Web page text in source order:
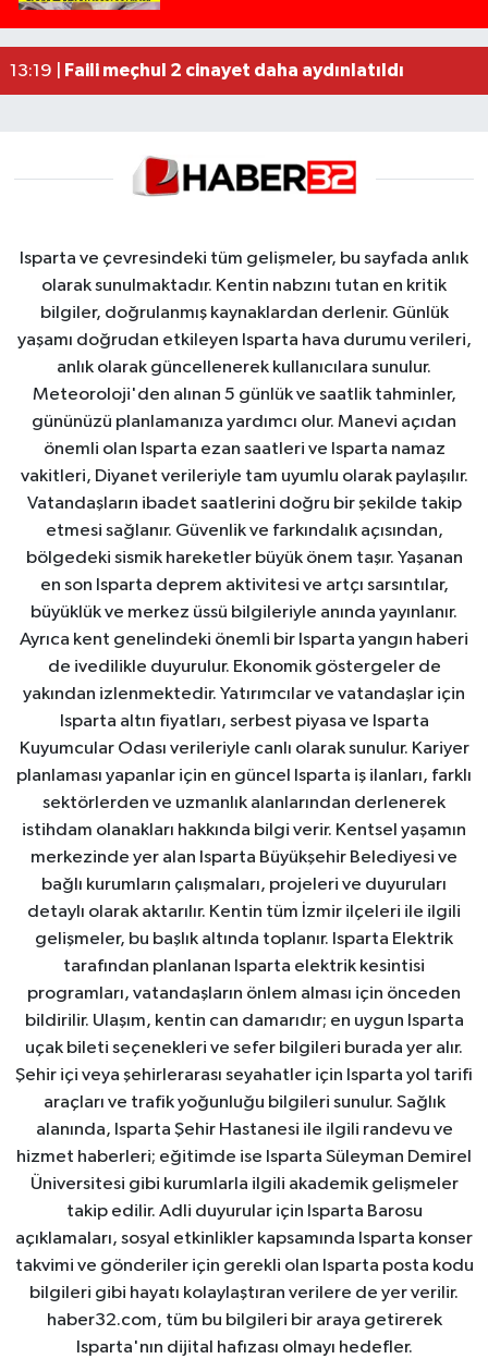
17:08 |Alevlere Teslim Olan Gecekondu Kullanılamaz
13:19 |
Faili meçhul 2 cinayet daha aydınlatıldı
Isparta ve çevresindeki tüm gelişmeler, bu sayfada anlık
olarak sunulmaktadır. Kentin nabzını tutan en kritik
bilgiler, doğrulanmış kaynaklardan derlenir. Günlük
yaşamı doğrudan etkileyen Isparta hava durumu verileri,
anlık olarak güncellenerek kullanıcılara sunulur.
Meteoroloji'den alınan 5 günlük ve saatlik tahminler,
gününüzü planlamanıza yardımcı olur. Manevi açıdan
önemli olan Isparta ezan saatleri ve Isparta namaz
vakitleri, Diyanet verileriyle tam uyumlu olarak paylaşılır.
Vatandaşların ibadet saatlerini doğru bir şekilde takip
etmesi sağlanır. Güvenlik ve farkındalık açısından,
bölgedeki sismik hareketler büyük önem taşır. Yaşanan
en son Isparta deprem aktivitesi ve artçı sarsıntılar,
büyüklük ve merkez üssü bilgileriyle anında yayınlanır.
Ayrıca kent genelindeki önemli bir Isparta yangın haberi
de ivedilikle duyurulur. Ekonomik göstergeler de
yakından izlenmektedir. Yatırımcılar ve vatandaşlar için
Isparta altın fiyatları, serbest piyasa ve Isparta
Kuyumcular Odası verileriyle canlı olarak sunulur. Kariyer
planlaması yapanlar için en güncel Isparta iş ilanları, farklı
sektörlerden ve uzmanlık alanlarından derlenerek
istihdam olanakları hakkında bilgi verir. Kentsel yaşamın
merkezinde yer alan Isparta Büyükşehir Belediyesi ve
bağlı kurumların çalışmaları, projeleri ve duyuruları
detaylı olarak aktarılır. Kentin tüm İzmir ilçeleri ile ilgili
gelişmeler, bu başlık altında toplanır. Isparta Elektrik
tarafından planlanan Isparta elektrik kesintisi
programları, vatandaşların önlem alması için önceden
bildirilir. Ulaşım, kentin can damarıdır; en uygun Isparta
uçak bileti seçenekleri ve sefer bilgileri burada yer alır.
Şehir içi veya şehirlerarası seyahatler için Isparta yol tarifi
araçları ve trafik yoğunluğu bilgileri sunulur. Sağlık
alanında, Isparta Şehir Hastanesi ile ilgili randevu ve
hizmet haberleri; eğitimde ise Isparta Süleyman Demirel
Üniversitesi gibi kurumlarla ilgili akademik gelişmeler
takip edilir. Adli duyurular için Isparta Barosu
açıklamaları, sosyal etkinlikler kapsamında Isparta konser
takvimi ve gönderiler için gerekli olan Isparta posta kodu
bilgileri gibi hayatı kolaylaştıran verilere de yer verilir.
haber32.com, tüm bu bilgileri bir araya getirerek
Isparta'nın dijital hafızası olmayı hedefler.